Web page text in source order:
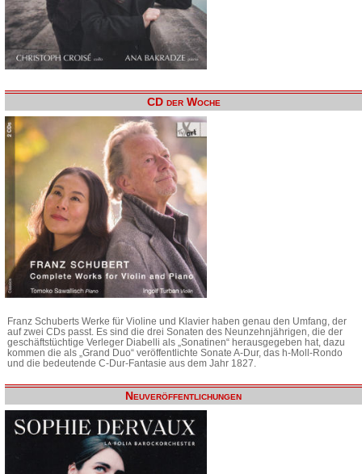
CD der Woche
Franz Schuberts Werke für Violine und Klavier haben genau den Umfang, der
auf zwei CDs passt. Es sind die drei Sonaten des Neunzehnjährigen, die der
geschäftstüchtige Verleger Diabelli als „Sonatinen“ herausgegeben hat, dazu
kommen die als „Grand Duo“ veröffentlichte Sonate A-Dur, das h-Moll-Rondo
und die bedeutende C-Dur-Fantasie aus dem Jahr 1827.
Neuveröffentlichungen